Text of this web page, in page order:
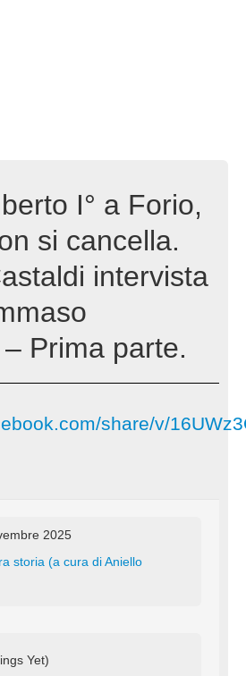
I° a Forio,
si cancella.
intervista
Prima parte.
share/v/
2025
storia (a cura di Aniello
Yet)